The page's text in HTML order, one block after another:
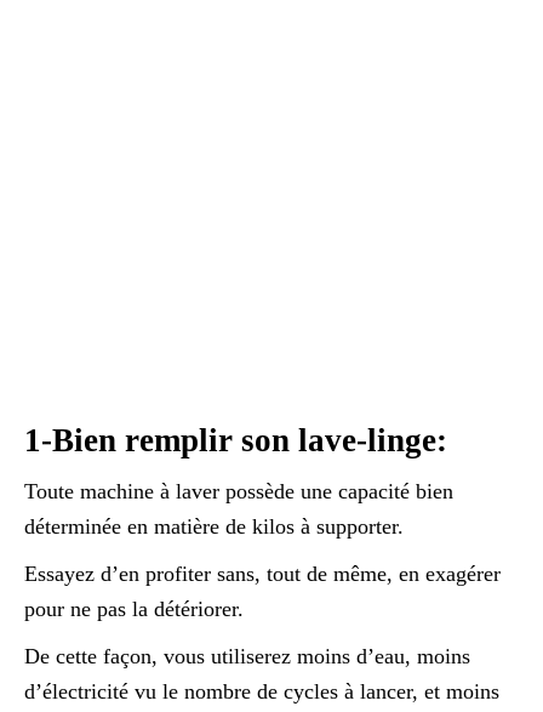
1-Bien remplir son lave-linge:
Toute machine à laver possède une capacité bien
déterminée en matière de kilos à supporter.
Essayez d’en profiter sans, tout de même, en exagérer
pour ne pas la détériorer.
De cette façon, vous utiliserez moins d’eau, moins
d’électricité vu le nombre de cycles à lancer, et moins